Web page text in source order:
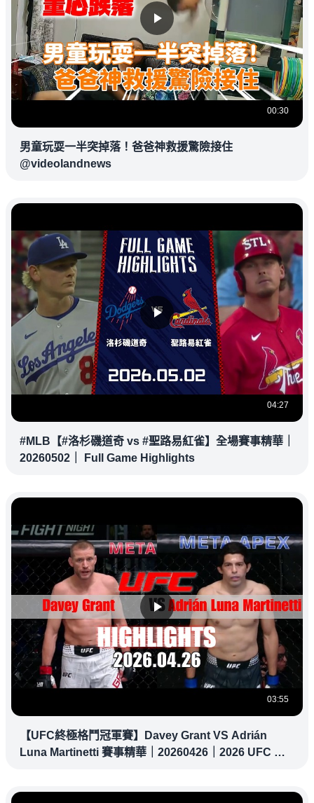
00:30
男童玩耍一半突掉落！爸爸神救援驚險接住
@videolandnews
04:27
#MLB【#洛杉磯道奇 vs #聖路易紅雀】全場賽事精華｜
20260502｜ Full Game Highlights
03:55
【UFC終極格鬥冠軍賽】Davey Grant VS Adrián
Luna Martinetti 賽事精華｜20260426｜2026 UFC 鎖